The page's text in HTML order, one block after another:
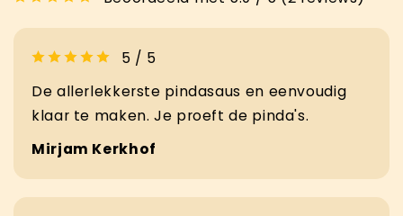
5 / 5
De allerlekkerste pindasaus en eenvoudig
klaar te maken. Je proeft de pinda's.
Mirjam Kerkhof